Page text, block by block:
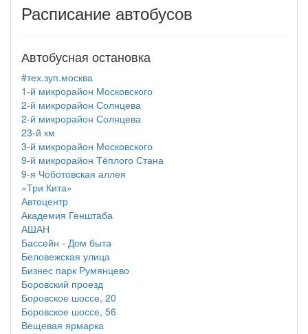
Расписание автобусов
Автобусная остановка
#тех.зуп.москва
1-й микрорайон Московского
2-й микрорайон Солнцева
2-й микрорайон Солнцева
23-й км
3-й микрорайон Московского
9-й микрорайон Тёплого Стана
9-я Чоботовская аллея
«Три Кита»
Автоцентр
Академия Генштаба
АШАН
Бассейн - Дом быта
Беловежская улица
Бизнес парк Румянцево
Боровский проезд
Боровское шоссе, 20
Боровское шоссе, 56
Вещевая ярмарка